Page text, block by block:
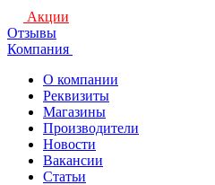
Акции
Отзывы
Компания
О компании
Реквизиты
Магазины
Производители
Новости
Вакансии
Статьи